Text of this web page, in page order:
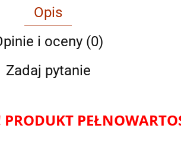
Opis
i oceny (0)
Zadaj pytanie
PRODUKT